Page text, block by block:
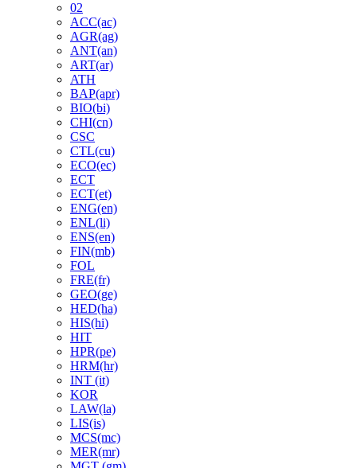
02
ACC(ac)
AGR(ag)
ANT(an)
ART(ar)
ATH
BAP(apr)
BIO(bi)
CHI(cn)
CSC
CTL(cu)
ECO(ec)
ECT
ECT(et)
ENG(en)
ENL(li)
ENS(en)
FIN(mb)
FOL
FRE(fr)
GEO(ge)
HED(ha)
HIS(hi)
HIT
HPR(pe)
HRM(hr)
INT (it)
KOR
LAW(la)
LIS(is)
MCS(mc)
MER(mr)